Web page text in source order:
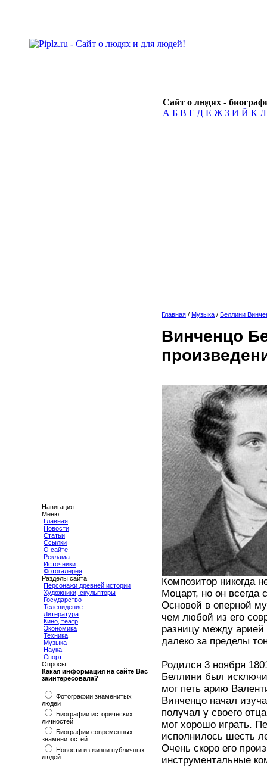
Сайт о людях -
А Б В Г Д Е Ж З И Й К Л
Навигация
Меню
Главная
Новости
Статьи
Ссылки
О сайте
Реклама
Источники
Фотогалерея
Разделы сайта
Персонажи древней истории
Художники, скульпторы
Государство
Телевидение
Литература
Кино, театр
Экономика
Техника
Музыка
Наука
Спорт
Опросы
Какая информация на сайте Вас
заинтересовала?
Фотографии знаменитых
людей
Биографии исторических
личностей
Биографии современных
знаменитостей
Новости из жизни публичных
людей
Главная / Музыка / Беллини
Винченцо
Композитор никогда
Моцарт, но он всегда
Основой в оперной
чем любой из его
разницу между арией
далеко за пределы
Родился 3 ноября
Беллини был
мог петь арию
Винченцо начал
получал у своего
мог хорошо играть.
исполнилось шесть
Очень скоро его
инструментальные